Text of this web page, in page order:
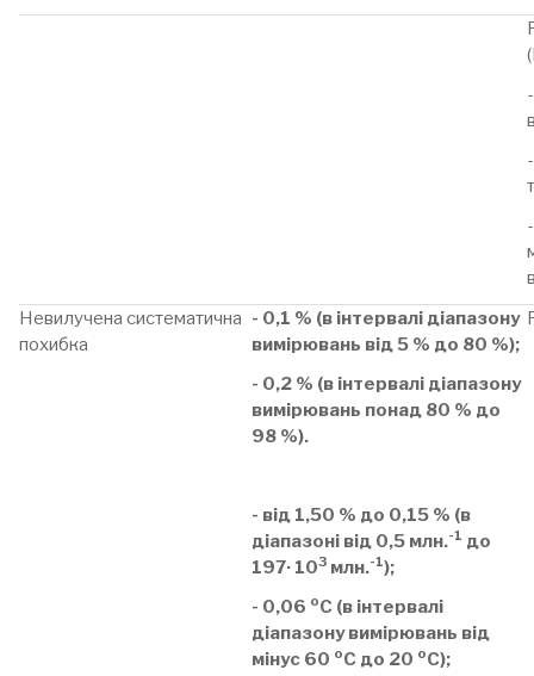
Невилучена систематична
похибка
- 0,1 % (в інтервалі діапазону
вимірювань від 5 % до 80 %);
- 0,2 % (в інтервалі діапазону
вимірювань понад 80 % до
98 %).
- від 1,50 % до 0,15 % (в
діапазоні від 0,5 млн.-1 до
197· 103 млн.-1);
- 0,06 оС (в інтервалі
діапазону вимірювань від
мінус 60 оС до 20 оС);